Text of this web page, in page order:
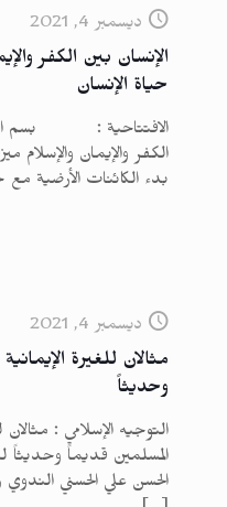
ديسمبر 4, 2021
الإنسان بين الكفر
حياة الإنسان
الافتتاحية : بسم الله
الكفر والإيمان والإسلام
بدء الكائنات الأرضية
ديسمبر 4, 2021
مثالان للغيرة
وحديثاً
التوجيه الإسلامي : مثالان
المسلمين قديماً وحديثاً
الحسن علي الحسني الندوي